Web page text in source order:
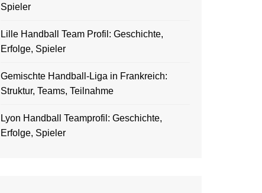
Spieler
Lille Handball Team Profil: Geschichte,
Erfolge, Spieler
Gemischte Handball-Liga in Frankreich:
Struktur, Teams, Teilnahme
Lyon Handball Teamprofil: Geschichte,
Erfolge, Spieler